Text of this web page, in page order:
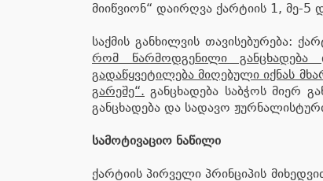
მიიწვიონ“ დაირღვა ქარტიის 1, მე-5
საქმის განხილვის თავისებურება:
რომ წარმოდგენილი განცხადება
გადაწყვეტილება მიღებული იქნას
გარეშე“. განცხადება საბჭოს მიერ
განცხადება და სადავო
სამოტივაციო ნაწილი
ქარტიის პირველი პრინციპის